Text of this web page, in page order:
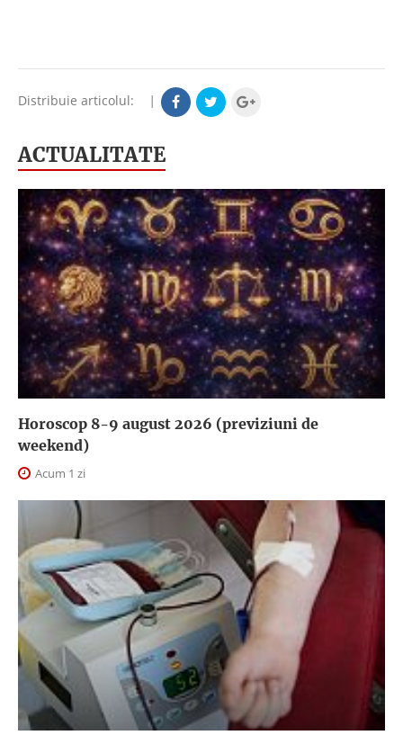
Distribuie articolul: |
ACTUALITATE
Horoscop 8-9 august 2026 (previziuni de
weekend)
Acum 1 zi